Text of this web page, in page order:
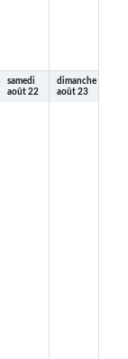
samedi
août 22
dimanche
août 23